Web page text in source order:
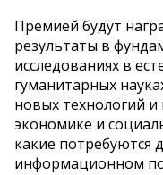
Премией будут
результаты в
исследованиях в
гуманитарных
новых технологий
экономике и
какие потребуются
информационном